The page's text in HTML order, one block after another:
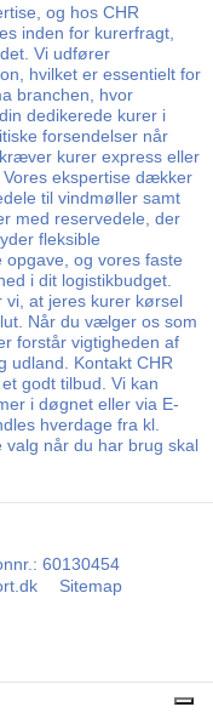
og hos CHR
inden for kurerfragt,
Vi udfører
hvilket er essentielt for
branchen, hvor
dedikerede kurer i
forsendelser når
kurer express eller
ekspertise dækker
til vindmøller samt
med reservedele, der
fleksible
opgave, og vores faste
i dit logistikbudget.
vi, at jeres kurer kørsel
Når du vælger os som
forstår vigtigheden af
udland. Kontakt CHR
godt tilbud. Vi kan
i døgnet eller via E-
hverdage fra kl.
valg når du har brug skal
: 60130454
Sitemap